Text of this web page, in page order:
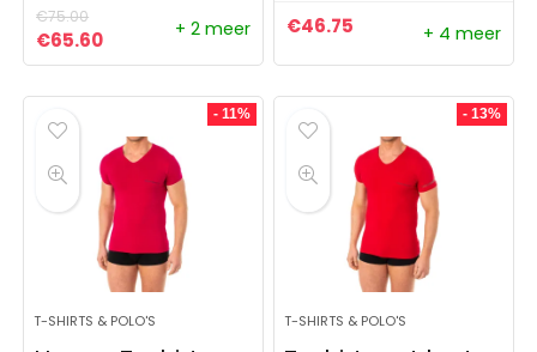
€75.00
Oorspronkelijke prijs was: €75.00.
€65.60Huidige prijs is: €65.60.
+ 2 meer €46.75 + 4 meer
- 11%
T-SHIRTS & POLO'S
- 13%
T-SHIRTS & POLO'S